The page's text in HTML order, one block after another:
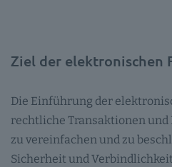
Ziel der elektronischen
Die Einführung der
rechtliche Transaktionen
zu vereinfachen und zu
Sicherheit und